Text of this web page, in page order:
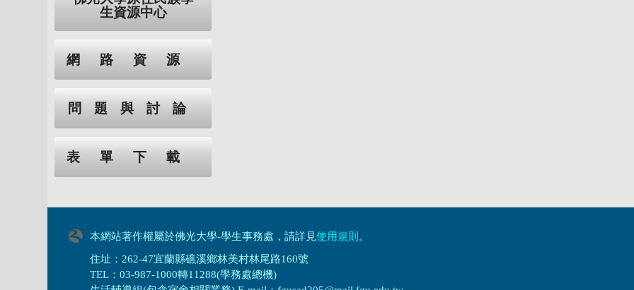
生資源中心
網路資源
問題與討論
表單下載
本網站著作權屬於佛光大學-學生事務處，請詳見使用規則 。
住址：262-47宜蘭縣礁溪鄉林美村林尾路160號
TEL：03-987-1000轉11288(學務處總機)